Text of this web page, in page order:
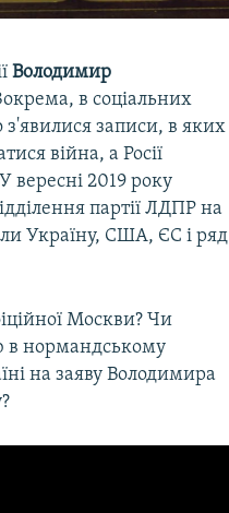
Володимир
в соціальних
записи, в яких
війна, а Росії
2019 року
партії ЛДПР на
Україну, США, ЄС і ряд
Москви? Чи
в нормандському
на заяву Володимира